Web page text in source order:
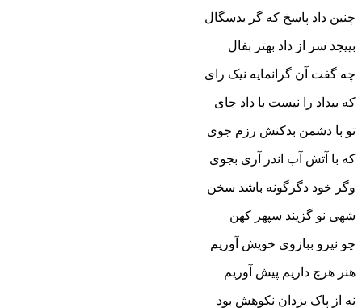
چنین داد پاسخ که گر بدسگال
بپیچد سر از داد بهتر بفال‏
چه گفت آن گرانمایه نیک راى
که بیداد را نیست با داد جاى‏
تو با دشمن بدکنش رزم جوى
که با آتش آب اندر آرى بجوى‏
وگر خود دگرگونه باشد سخن
شهى نو گزیند سپهر کهن‏
چو نیرو ببازوى خویش آوریم
هنر هرچ داریم پیش آوریم‏
نه از پاک یزدان نکوهش بود